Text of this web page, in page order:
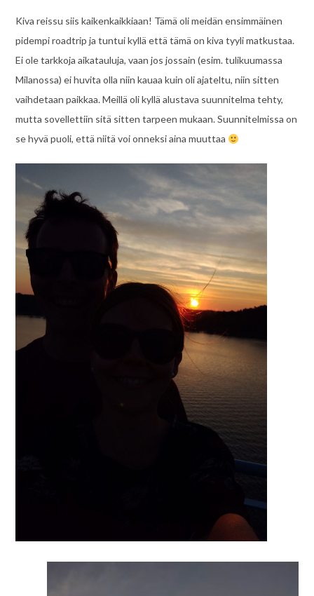
Kiva reissu siis kaikenkaikkiaan! Tämä oli meidän ensimmäinen
pidempi roadtrip ja tuntui kyllä että tämä on kiva tyyli matkustaa.
Ei ole tarkkoja aikatauluja, vaan jos jossain (esim. tulikuumassa
Milanossa) ei huvita olla niin kauaa kuin oli ajateltu, niin sitten
vaihdetaan paikkaa. Meillä oli kyllä alustava suunnitelma tehty,
mutta sovellettiin sitä sitten tarpeen mukaan. Suunnitelmissa on
se hyvä puoli, että niitä voi onneksi aina muuttaa